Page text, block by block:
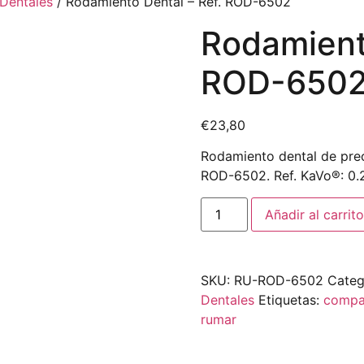
ROD-
€23,80
Rodamiento dental de
ROD-6502. Ref. KaVo®:
Añadir al carrito
SKU: RU-ROD-6502
Dentales Etiquetas:
rumar